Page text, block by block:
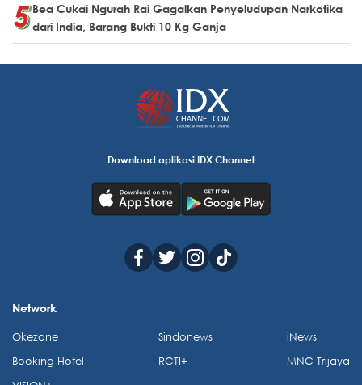
Bea Cukai Ngurah Rai Gagalkan Penyeludupan Narkotika
dari India, Barang Bukti 10 Kg Ganja
Download aplikasi IDX Channel
Network
Okezone
Booking Hotel
Sindonews
RCTI+
iNews
MNC Trijaya